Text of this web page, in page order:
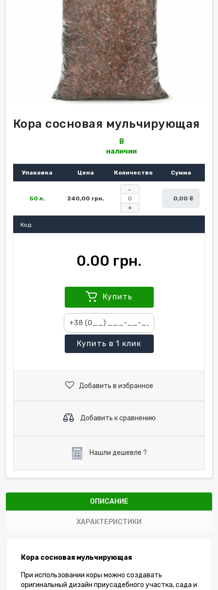
Кора сосновая мульчирующая
В
наличии
Упаковка Цена Количество Сумма
50 л.
240,00 грн.
+
0,00 ₴
Код:
0.00 грн.
Купить
Купить в 1 клик
Добавить в избранное
Добавить к сравнению
Нашли дешевле ?
ОПИСАНИЕ
ХАРАКТЕРИСТИКИ
Кора сосновая мульчирующая
При использовании коры можно создавать
оригинальный дизайн приусадебного участка, сада и